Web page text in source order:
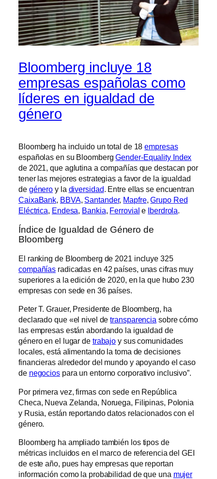
Bloomberg incluye 18
empresas españolas como
líderes en igualdad de
género
Bloomberg ha incluido un total de 18empresas
españolas en su BloombergGender-Equality Index
de 2021, que aglutina a compañías que destacan por
tener las mejores estrategias a favor de la igualdad
de género y la diversidad. Entre ellas se encuentran
CaixaBank, BBVA, Santander, Mapfre,Grupo Red
Eléctrica, Endesa, Bankia, Ferrovial e Iberdrola.
Índice de Igualdad de Género de
Bloomberg
El ranking de Bloomberg de 2021 incluye 325
compañías radicadas en 42 países, unas cifras muy
superiores a la edición de 2020, en la que hubo 230
empresas con sede en 36 países.
Peter T. Grauer, Presidente de Bloomberg, ha
declarado que «el nivel detransparencia sobre cómo
las empresas están abordando la igualdad de
género en el lugar de trabajo y sus comunidades
locales, está alimentando la toma de decisiones
financieras alrededor del mundo y apoyando el caso
de negociospara un entorno corporativo inclusivo”.
Por primera vez, firmas con sede en República
Checa, Nueva Zelanda, Noruega, Filipinas, Polonia
y Rusia, están reportando datos relacionados con el
género.
Bloomberg ha ampliado también los tipos de
métricas incluidos en el marco de referencia del GEI
de este año, pues hay empresas que reportan
información como la probabilidad de que una mujer